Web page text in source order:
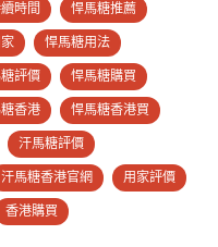
時間 悍馬糖推薦
悍馬糖用法
評價 悍馬糖購買
香港 悍馬糖香港買
汗馬糖評價
汗馬糖香港官網 用家評價
香港購買